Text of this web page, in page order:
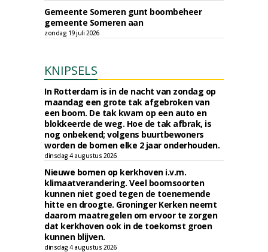
Gemeente Someren gunt boombeheer
gemeente Someren aan
zondag 19 juli 2026
KNIPSELS
In Rotterdam is in de nacht van zondag op
maandag een grote tak afgebroken van
een boom. De tak kwam op een auto en
blokkeerde de weg. Hoe de tak afbrak, is
nog onbekend; volgens buurtbewoners
worden de bomen elke 2 jaar onderhouden.
dinsdag 4 augustus 2026
Nieuwe bomen op kerkhoven i.v.m.
klimaatverandering. Veel boomsoorten
kunnen niet goed tegen de toenemende
hitte en droogte. Groninger Kerken neemt
daarom maatregelen om ervoor te zorgen
dat kerkhoven ook in de toekomst groen
kunnen blijven.
dinsdag 4 augustus 2026